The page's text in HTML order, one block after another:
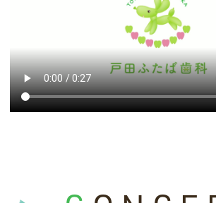
料・再診料および各種検査・処置
が変更となります。
これに伴い、同じ治療内容であっ
と比べて患者様の窓口負担額が変
ございます。何卒ご理解とご協力
め、マイナ保険証の利用促進や医